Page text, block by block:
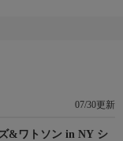
07/30更新
&ワトソン in NY シ